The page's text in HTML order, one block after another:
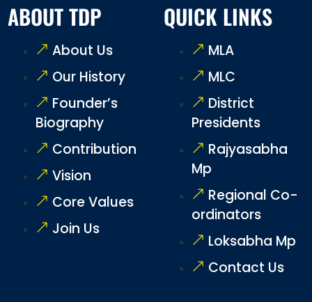
ABOUT TDP
About Us
Our History
Founder’s
Biography
Contribution
Vision
Core Values
Join Us
QUICK LINKS
MLA
MLC
District
Presidents
Rajyasabha
Mp
Regional Co-
ordinators
Loksabha Mp
Contact Us